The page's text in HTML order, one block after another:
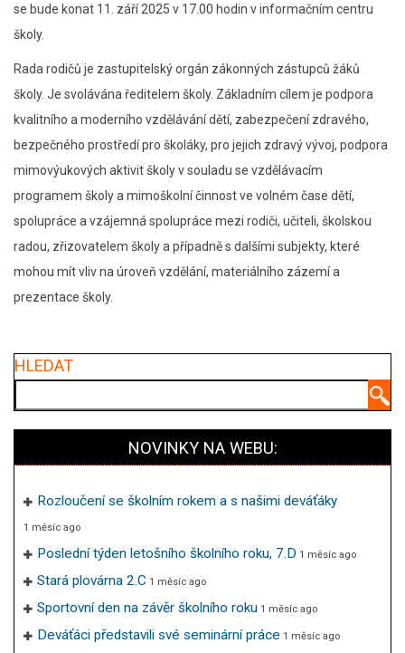
se bude konat 11. září 2025 v 17.00 hodin v informačním centru
školy.
Rada rodičů je zastupitelský orgán zákonných zástupců žáků
školy. Je svolávána ředitelem školy. Základním cílem je podpora
kvalitního a moderního vzdělávání dětí, zabezpečení zdravého,
bezpečného prostředí pro školáky, pro jejich zdravý vývoj, podpora
mimovýukových aktivit školy v souladu se vzdělávacím
programem školy a mimoškolní činnost ve volném čase dětí,
spolupráce a vzájemná spolupráce mezi rodiči, učiteli, školskou
radou, zřizovatelem školy a případně s dalšími subjekty, které
mohou mít vliv na úroveň vzdělání, materiálního zázemí a
prezentace školy.
HLEDAT
NOVINKY NA WEBU:
Rozloučení se školním rokem a s našimi deváťáky
1 měsíc ago
Poslední týden letošního školního roku, 7.D 1 měsíc ago
Stará plovárna 2.C 1 měsíc ago
Sportovní den na závěr školního roku 1 měsíc ago
Deváťáci představili své seminární práce 1 měsíc ago